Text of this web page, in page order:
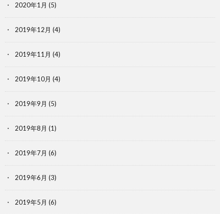
2020年1月 (5)
2019年12月 (4)
2019年11月 (4)
2019年10月 (4)
2019年9月 (5)
2019年8月 (1)
2019年7月 (6)
2019年6月 (3)
2019年5月 (6)